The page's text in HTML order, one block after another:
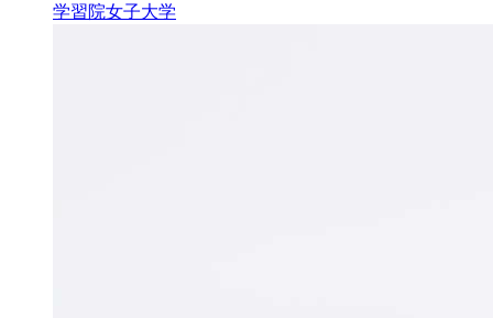
学習院女子大学